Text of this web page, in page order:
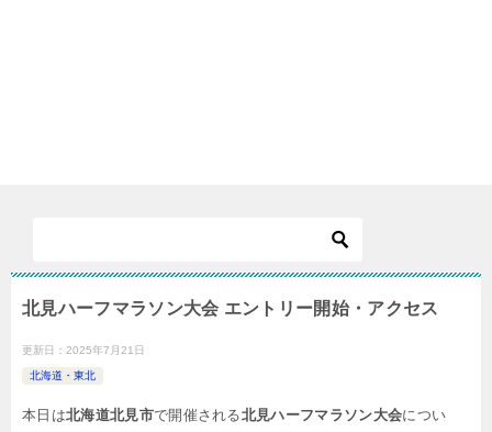
北見ハーフマラソン大会 エントリー開始・アクセス
更新日： 2025年7月21日
北海道・東北
本日は北海道北見市で開催される北見ハーフマラソン大会につい